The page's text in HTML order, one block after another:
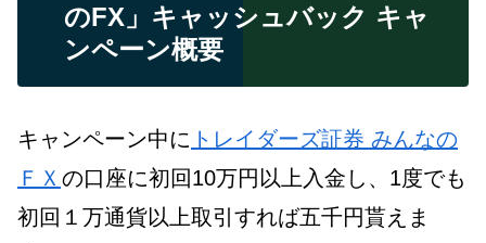
のFX」キャッシュバック キャ
ンペーン概要
キャンペーン中に トレイダーズ証券 みんなの
ＦＸ の口座に初回10万円以上入金し、1度でも
初回１万通貨以上取引すれば五千円貰えま